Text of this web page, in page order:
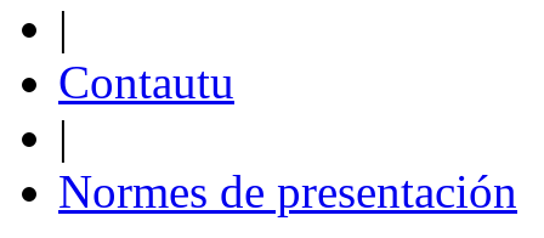
|
Contautu
|
Normes de presentación